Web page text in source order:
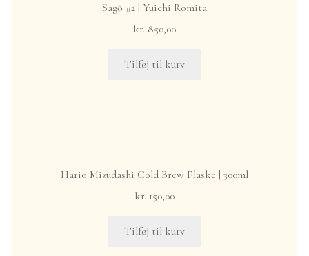
Sagō #2 | Yuichi Romita
kr. 850,00
Tilføj til kurv
Hario Mizudashi Cold Brew Flaske | 300ml
kr. 150,00
Tilføj til kurv